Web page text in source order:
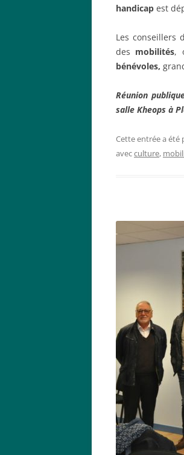
handicap est
Les conseillers
des mobilités,
bénévoles,
Réunion
salle Kheops à
Cette entrée a été
avecculture,